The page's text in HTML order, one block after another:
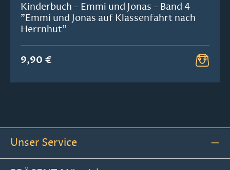
Kinderbuch - Emmi und Jonas - Band 4
"Emmi und Jonas auf Klassenfahrt nach
Herrnhut"
9,90 €
Unser Service